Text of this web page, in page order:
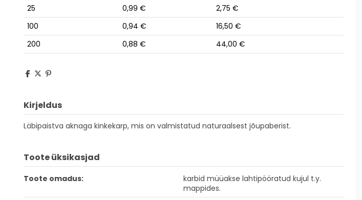
25
0,99 €
2,75 €
100
0,94 €
16,50 €
200
0,88 € 44,00 €
Kirjeldus
Läbipaistva aknaga kinkekarp, mis on valmistatud naturaalsest jõupaberist.
Toote üksikasjad
Toote omadus:
karbid müüakse lahtipööratud kujul t.y.
mappides.